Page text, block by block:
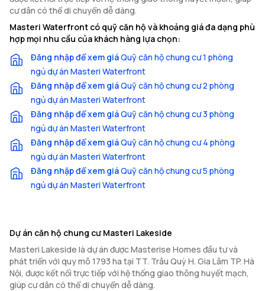
cư dân có thể di chuyển dễ dàng.
Masteri Waterfront có quỹ căn hộ và khoảng giá đa dạng phù
hợp mọi nhu cầu của khách hàng lựa chọn:
Đăng nhập để xem giáQuỹ căn hộ chung cư 1 phòng
ngủ dự án Masteri Waterfront
Đăng nhập để xem giáQuỹ căn hộ chung cư 2 phòng
ngủ dự án Masteri Waterfront
Đăng nhập để xem giáQuỹ căn hộ chung cư 3 phòng
ngủ dự án Masteri Waterfront
Đăng nhập để xem giáQuỹ căn hộ chung cư 4 phòng
ngủ dự án Masteri Waterfront
Đăng nhập để xem giáQuỹ căn hộ chung cư 5 phòng
ngủ dự án Masteri Waterfront
Dự án căn hộ chung cư Masteri Lakeside
Masteri Lakeside là dự án được Masterise Homes đầu tư và
phát triển với quy mô 1793 ha tại TT. Trâu Quỳ H. Gia Lâm TP. Hà
Nội, được kết nối trực tiếp với hệ thống giao thông huyết mạch,
giúp cư dân có thể di chuyển dễ dàng.